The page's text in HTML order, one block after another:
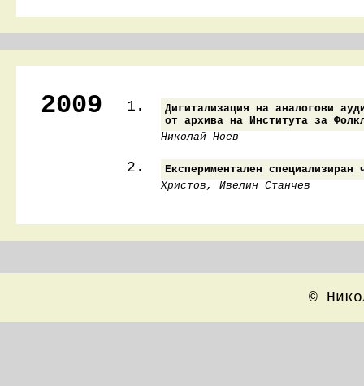
2009 1.
Дигитализация на аналогови
от архива на Института за
Николай Ноев
2.
Експериментален специализиран
Христов, Ивелин Станчев
©